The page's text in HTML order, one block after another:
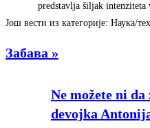
predstavlja šiljak
Још вести из категорије: Наука/
Забава »
Ne možete ni
devojka